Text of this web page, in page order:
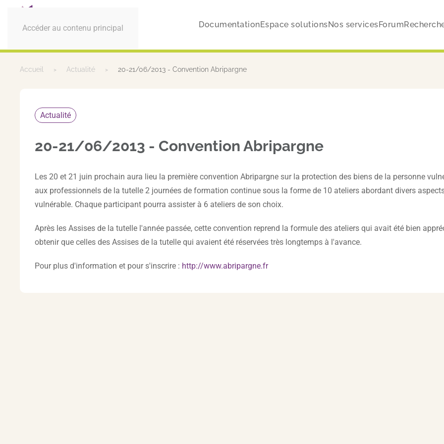
Accéder au contenu principal DocumentationEspace solutionsNos servicesForum
Accueil Actualité 20-21/06/2013 - Convention Abripargne
Actualité
20-21/06/2013 - Convention Abripargne
Les 20 et 21 juin prochain aura lieu la première convention Abripargne sur la protection des biens de la personne
aux professionnels de la tutelle 2 journées de formation continue sous la forme de 10 ateliers abordant divers
vulnérable. Chaque participant pourra assister à 6 ateliers de son choix.
Après les Assises de la tutelle l'année passée, cette convention reprend la formule des ateliers qui avait été bien
obtenir que celles des Assises de la tutelle qui avaient été réservées très longtemps à l'avance.
Pour plus d'information et pour s'inscrire : http://www.abripargne.fr